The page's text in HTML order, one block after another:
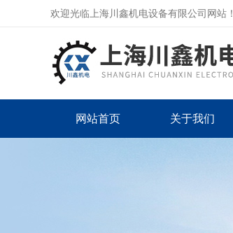
欢迎光临上海川鑫机电设备有限公司网站！
网站首页 关于我们